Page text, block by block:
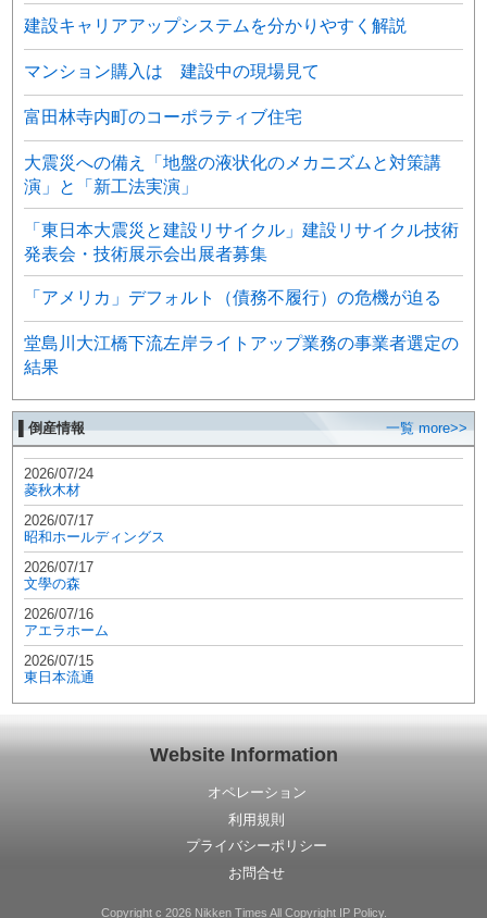
建設キャリアアップシステムを分かりやすく解説
マンション購入は 建設中の現場見て
富田林寺内町のコーポラティブ住宅
大震災への備え「地盤の液状化のメカニズムと対策講
演」と「新工法実演」
「東日本大震災と建設リサイクル」建設リサイクル技術
発表会・技術展示会出展者募集
「アメリカ」デフォルト（債務不履行）の危機が迫る
堂島川大江橋下流左岸ライトアップ業務の事業者選定の
結果
▌倒産情報 一覧 more>>
2026/07/24
菱秋木材
2026/07/17
昭和ホールディングス
2026/07/17
文學の森
2026/07/16
アエラホーム
2026/07/15
東日本流通
Website Information
オペレーション
利用規則
プライバシーポリシー
お問合せ
Copyright c 2026 Nikken Times All Copyright IP Policy.